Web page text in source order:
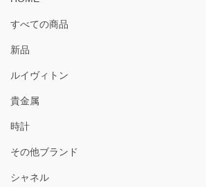
すべての商品
新品
ルイヴィトン
貴金属
時計
その他ブランド
シャネル